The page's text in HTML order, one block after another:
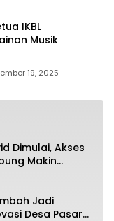
IKBL
Musik
19, 2025
Dimulai, Akses
Makin
Jadi
Desa Pasar